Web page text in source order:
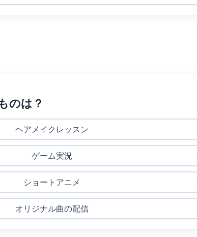
のは？
ヘアメイクレッスン
ゲーム実況
ショートアニメ
オリジナル曲の配信